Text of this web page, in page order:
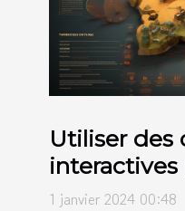
Utiliser des
interactives
l'éducation
1 janvier 2024 00:48